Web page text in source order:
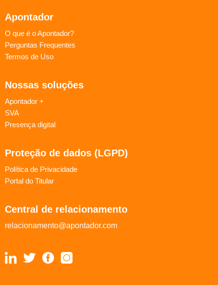
Apontador
O que é o Apontador?
Perguntas Frequentes
Termos de Uso
Nossas soluções
Apontador +
SVA
Presença digital
Proteção de dados (LGPD)
Política de Privacidade
Portal do Titular
Central de relacionamento
relacionamento@apontador.com